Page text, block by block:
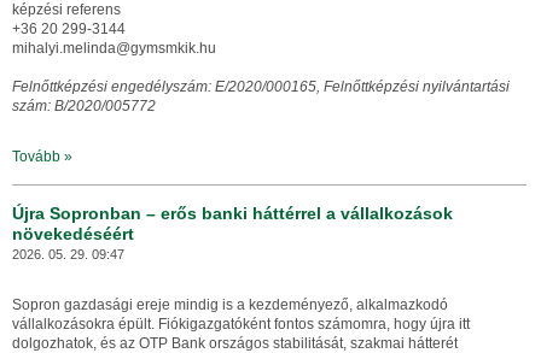
képzési referens
+36 20 299-3144
mihalyi.melinda@gymsmkik.hu
Felnőttképzési engedélyszám: E/2020/000165, Felnőttképzési nyilvántartási
szám: B/2020/005772
Tovább »
Újra Sopronban – erős banki háttérrel a vállalkozások
növekedéséért
2026. 05. 29. 09:47
Sopron gazdasági ereje mindig is a kezdeményező, alkalmazkodó
vállalkozásokra épült. Fiókigazgatóként fontos számomra, hogy újra itt
dolgozhatok, és az OTP Bank országos stabilitását, szakmai hátterét